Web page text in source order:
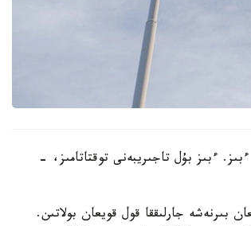
ءبىز بۇل تاجىريبەنى توقتاتامىز، -
بىرنەشە جارلىققا قول قويعان بولاتىن.